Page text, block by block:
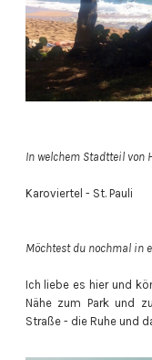
In welchem Stadtteil von
Karoviertel - St. Pauli
Möchtest du nochmal in
Ich liebe es hier und
Nähe zum Park und
Straße - die Ruhe und